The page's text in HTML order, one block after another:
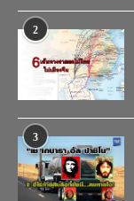
2
3